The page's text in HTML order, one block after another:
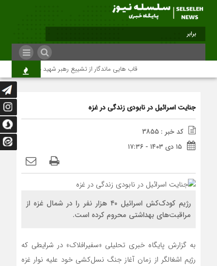
برابر با : Friday - 7 August - 2026
قاب هایی ماندگار از تشییع رهبر شهید در تهران
جنایت اسرائیل در نابودی زندگی در غزه
کد خبر : 3855
۱۵ دی ۱۴۰۳ - ۱۷:۳۶
رژیم کودک‌کش اسرائیل ۴۰ هزار نفر را در شمال غزه از
مراقبت‌های بهداشتی محروم کرده است.
به گزارش پایگاه خبری تحلیلی «سفیرافلاک» در شرایطی که
رژیم اشغالگر از زمان آغاز جنگ نسل‌کشی خود علیه نوار غزه